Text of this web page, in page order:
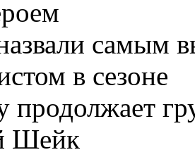
самым
в сезоне
продолжает
Шейк